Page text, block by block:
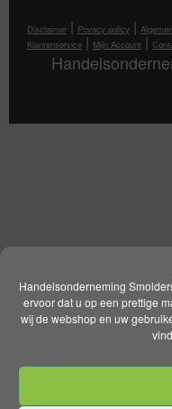
Handelsonderneming
ervoor dat u op een prettige
wij de webshop en uw
Disclaimer | Privacy policy |
Klantenservice | Mijn Account |